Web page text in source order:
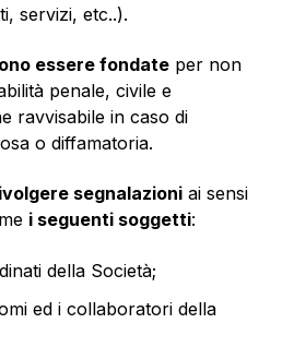
servizi, etc..).
essere fondate per non
penale, civile e
ravvisabile in caso di
o diffamatoria.
segnalazioni ai sensi
i seguenti soggetti:
della Società;
ed i collaboratori della